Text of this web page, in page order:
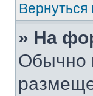
Вернуться
» На
Обычно